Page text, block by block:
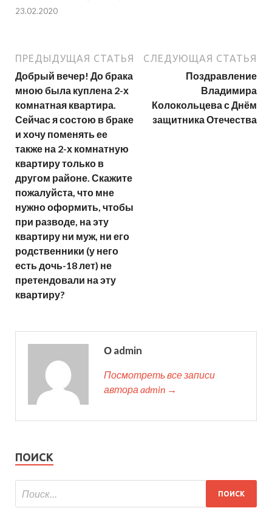
23.02.2020
ПРЕДЫДУЩАЯ СТАТЬЯ
Добрый вечер! До брака
мною была куплена 2-х
комнатная квартира.
Сейчас я состою в браке
и хочу поменять ее
также на 2-х комнатную
квартиру только в
другом районе. Скажите
пожалуйста, что мне
нужно оформить, чтобы
при разводе, на эту
квартиру ни муж, ни его
родственники (у него
есть дочь-18 лет) не
претендовали на эту
квартиру?
СЛЕДУЮЩАЯ СТАТЬЯ
Поздравление
Владимира
Колокольцева с Днём
защитника Отечества
О admin
Посмотреть все записи
автора admin →
ПОИСК